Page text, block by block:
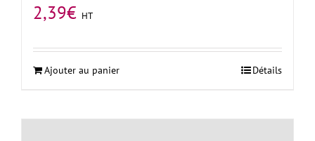
2,39€ HT
Ajouter au panier Détails